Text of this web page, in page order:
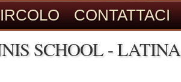
CONTATTACI
SCHOOL - LATINA